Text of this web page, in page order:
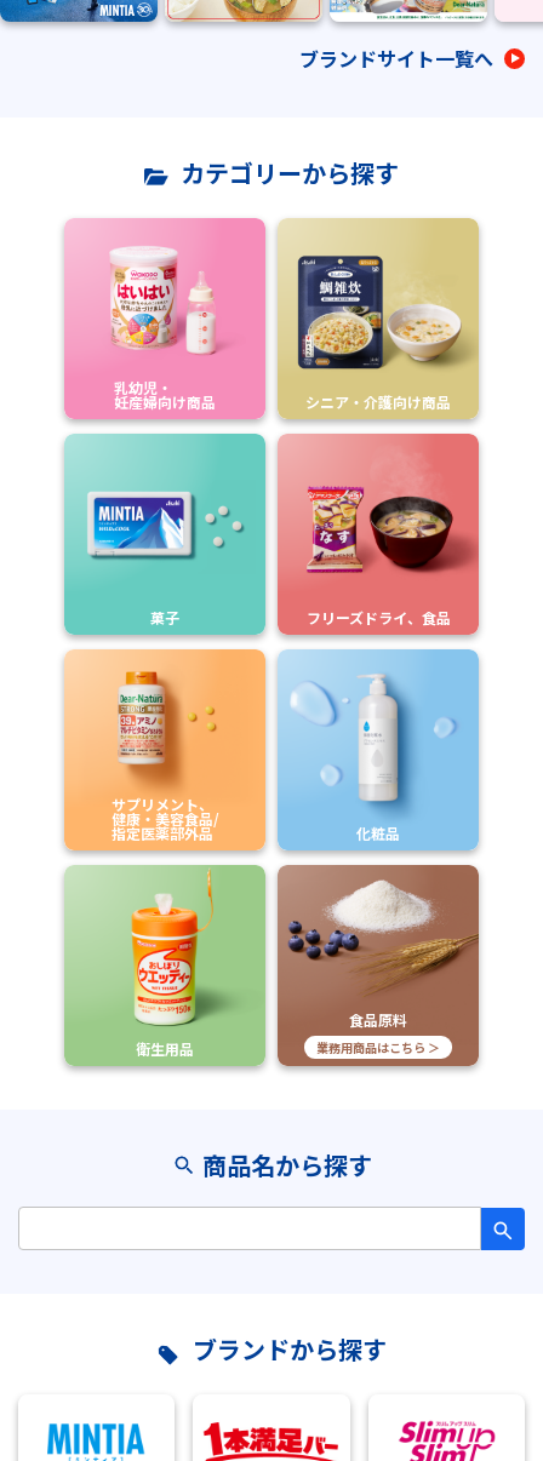
ブランドサイト一覧へ
カテゴリーから探す
乳幼児・
妊産婦向け商品 シニア・介護向け商品
菓子 フリーズドライ、食品
サプリメント、
健康・美容食品/
指定医薬部外品 化粧品
衛生用品
食品原料
業務用商品はこちら ＞
商品名から探す
ブランドから探す